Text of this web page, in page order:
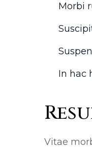
Morbi
In hac
Vitae